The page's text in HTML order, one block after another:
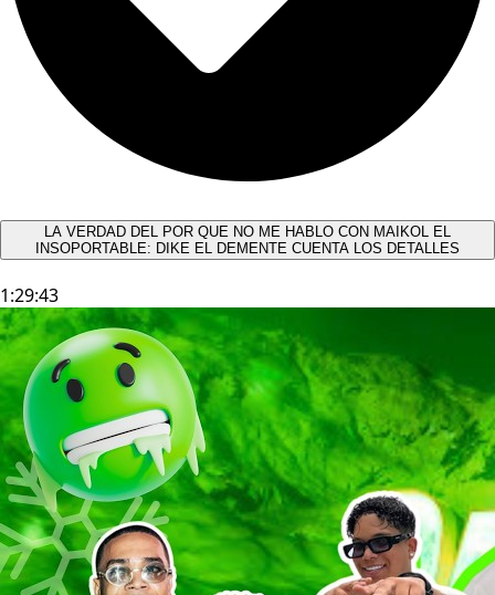
LA VERDAD DEL POR QUE NO ME HABLO CON MAIKOL EL
INSOPORTABLE: DIKE EL DEMENTE CUENTA LOS DETALLES
1:29:43